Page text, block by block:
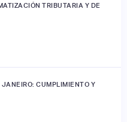
TRIBUTARIA Y DE
CUMPLIMIENTO Y